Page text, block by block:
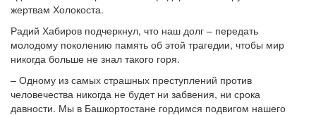
жертвам Холокоста.
Радий Хабиров подчеркнул, что наш долг – передать
молодому поколению память об этой трагедии, чтобы мир
никогда больше не знал такого горя.
– Одному из самых страшных преступлений против
человечества никогда не будет ни забвения, ни срока
давности. Мы в Башкортостане гордимся подвигом нашего